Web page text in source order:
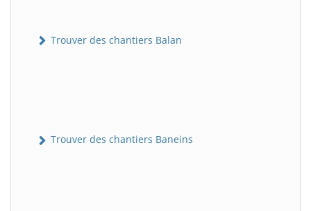
Trouver des chantiers Balan
Trouver des chantiers Baneins